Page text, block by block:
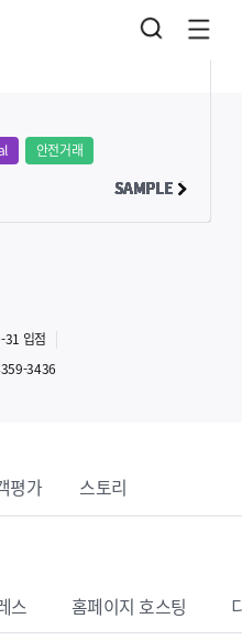
안전거래
31 입점
3436
평가 스토리
스 홈페이지 호스팅
SAMPLE
SAMPLE
SAMPLE
SAMPLE
SAMPLE
SAMPLE
SAMPLE
SAMPLE
SAMPLE